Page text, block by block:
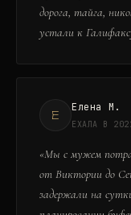
дорога, тайга,
устали к
Е
Елена М.
ЕХАЛА В
«Мы с мужем
от Виктории до
задержали на